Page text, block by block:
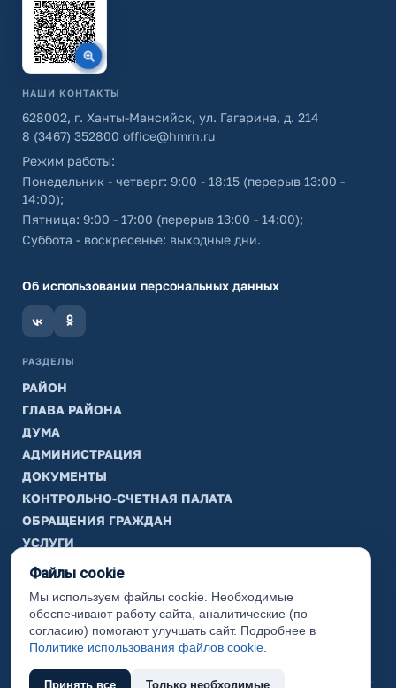
НАШИ КОНТАКТЫ
628002, г. Ханты-Мансийск, ул. Гагарина, д. 214
8 (3467) 352800 office@hmrn.ru
Режим работы:
Понедельник - четверг: 9:00 - 18:15 (перерыв 13:00 -
14:00);
Пятница: 9:00 - 17:00 (перерыв 13:00 - 14:00);
Суббота - воскресенье: выходные дни.
Об использовании персональных данных
РАЗДЕЛЫ
РАЙОН
ГЛАВА РАЙОНА
ДУМА
АДМИНИСТРАЦИЯ
ДОКУМЕНТЫ
КОНТРОЛЬНО-СЧЕТНАЯ ПАЛАТА
ОБРАЩЕНИЯ ГРАЖДАН
УСЛУГИ
ТИК
ИНФОРМАЦИЯ
Законодательная карта
Карта сайта
Файлы cookie
Мы используем файлы cookie. Необходимые
обеспечивают работу сайта, аналитические (по
согласию) помогают улучшать сайт. Подробнее в
Политике использования файлов cookie
Принять все Только необходимые